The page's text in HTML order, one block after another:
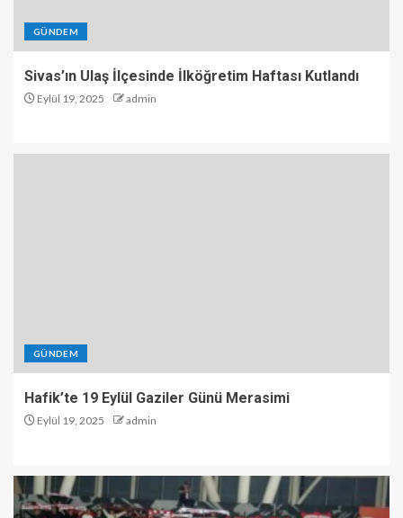
GÜNDEM
Sivas’ın Ulaş İlçesinde İlköğretim Haftası Kutlandı
Eylül 19, 2025 admin
GÜNDEM
Hafik’te 19 Eylül Gaziler Günü Merasimi
Eylül 19, 2025 admin